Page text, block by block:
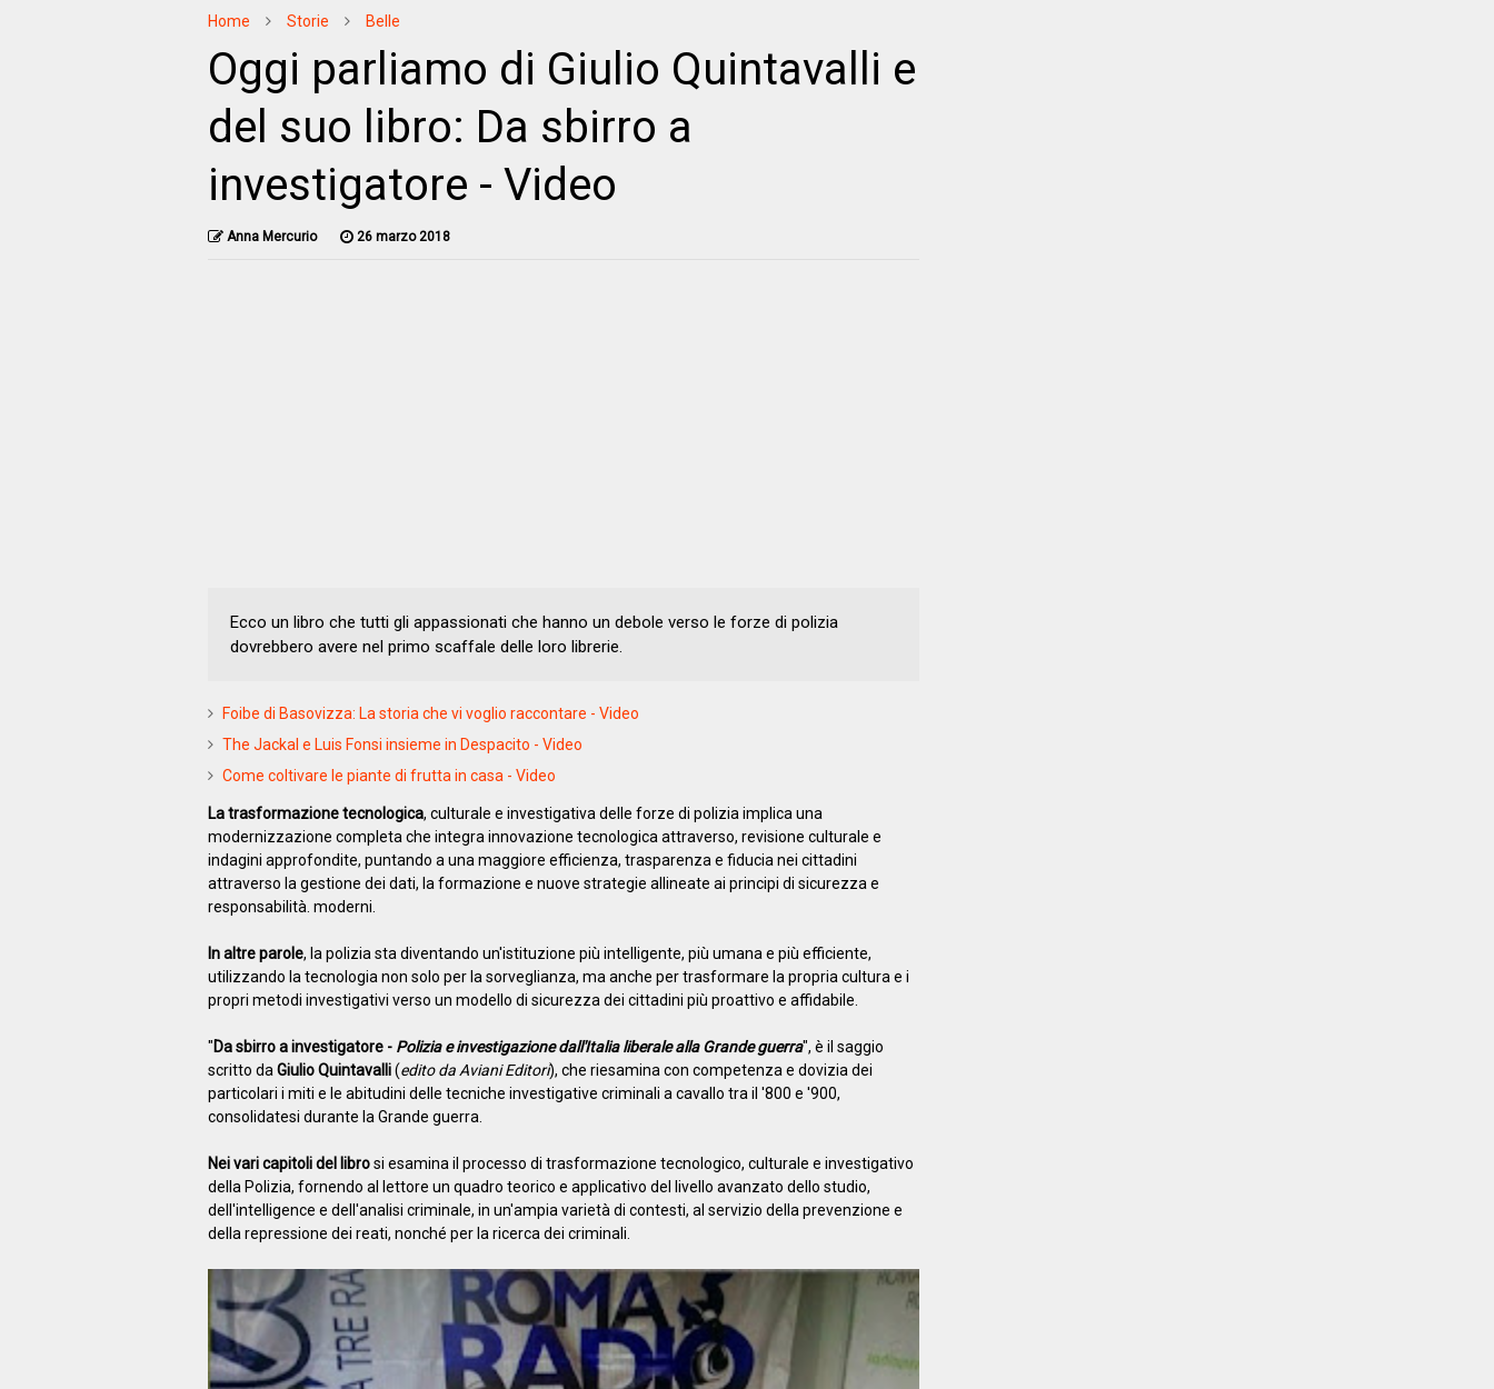
Home Storie Belle
Oggi parliamo di Giulio Quintavalli e
del suo libro: Da sbirro a
investigatore - Video
Anna Mercurio 26 marzo 2018
Ecco un libro che tutti gli appassionati che hanno un debole verso le forze di polizia
dovrebbero avere nel primo scaffale delle loro librerie.
Foibe di Basovizza: La storia che vi voglio raccontare - Video
The Jackal e Luis Fonsi insieme in Despacito - Video
Come coltivare le piante di frutta in casa - Video
La trasformazione tecnologica, culturale e investigativa delle forze di polizia implica una
modernizzazione completa che integra innovazione tecnologica attraverso, revisione culturale e
indagini approfondite, puntando a una maggiore efficienza, trasparenza e fiducia nei cittadini
attraverso la gestione dei dati, la formazione e nuove strategie allineate ai principi di sicurezza e
responsabilità. moderni.
In altre parole, la polizia sta diventando un'istituzione più intelligente, più umana e più efficiente,
utilizzando la tecnologia non solo per la sorveglianza, ma anche per trasformare la propria cultura e i
propri metodi investigativi verso un modello di sicurezza dei cittadini più proattivo e affidabile.
"Da sbirro a investigatore - Polizia e investigazione dall'Italia liberale alla Grande guerra", è il saggio
scritto daGiulio Quintavalli(edito da Aviani Editori), che riesamina con competenza e dovizia dei
particolari i miti e le abitudini delle tecniche investigative criminali a cavallo tra il '800 e '900,
consolidatesi durante la Grande guerra.
Nei vari capitoli del librosi esamina il processo di trasformazione tecnologico, culturale e investigativo
della Polizia, fornendo al lettore un quadro teorico e applicativo del livello avanzato dello studio,
dell'intelligence e dell'analisi criminale, in un'ampia varietà di contesti, al servizio della prevenzione e
della repressione dei reati, nonché per la ricerca dei criminali.